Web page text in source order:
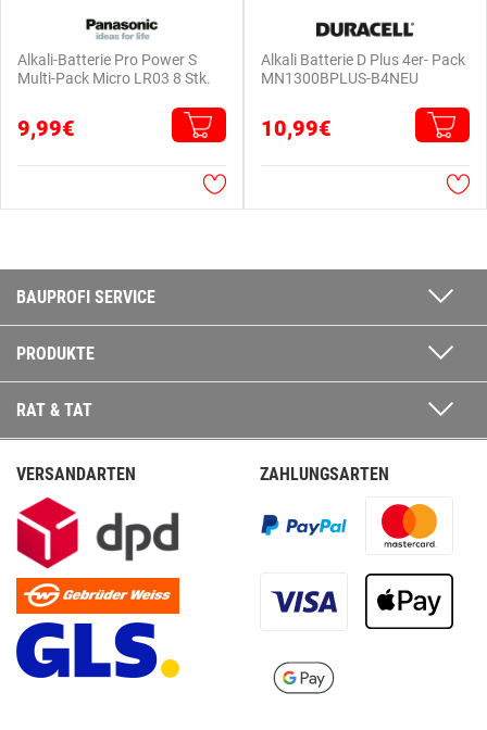
Alkali-Batterie Pro Power S
Multi-Pack Micro LR03 8 Stk.
9,99€
Alkali Batterie D Plus 4er- Pack
MN1300BPLUS-B4NEU
10,99€
BAUPROFI SERVICE
PRODUKTE
RAT & TAT
VERSANDARTEN ZAHLUNGSARTEN